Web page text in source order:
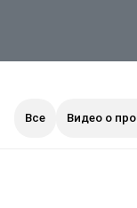
Все Видео о